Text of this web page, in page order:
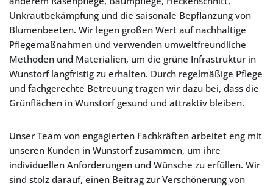
Unkrautbekämpfung und die saisonale Bepflanzung von
Blumenbeeten. Wir legen großen Wert auf nachhaltige
Pflegemaßnahmen und verwenden umweltfreundliche
Methoden und Materialien, um die grüne Infrastruktur in
Wunstorf langfristig zu erhalten. Durch regelmäßige Pflege
und fachgerechte Betreuung tragen wir dazu bei, dass die
Grünflächen in Wunstorf gesund und attraktiv bleiben.
Unser Team von engagierten Fachkräften arbeitet eng mit
unseren Kunden in Wunstorf zusammen, um ihre
individuellen Anforderungen und Wünsche zu erfüllen. Wir
sind stolz darauf, einen Beitrag zur Verschönerung von